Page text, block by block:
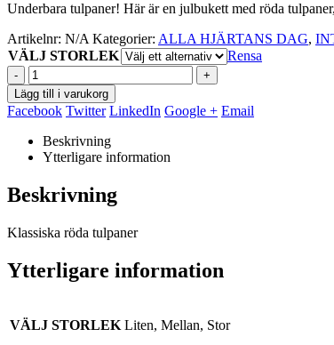
SEK
675
SEK
Underbara tulpaner! Här är en julbukett med röda
Artikelnr: N/A Kategorier: ALLA HJÄRTANS DAG,
VÄLJ STORLEK
Rensa
-
+
Lägg till i varukorg
Facebook Twitter LinkedIn Google + Email
Beskrivning
Ytterligare information
Beskrivning
Klassiska röda tulpaner
Ytterligare information
VÄLJ STORLEK Liten, Mellan, Stor